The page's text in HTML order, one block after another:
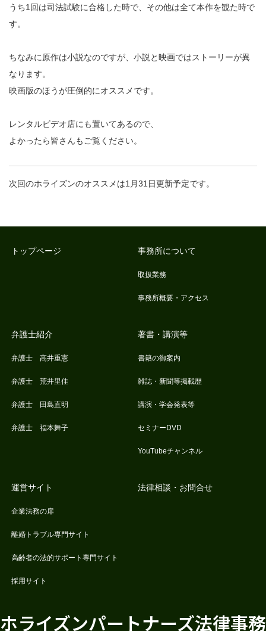
うち1回は司法試験に合格した時で、その他は全て本作を観た時で
す。
ちなみに原作は小説なのですが、小説と映画ではストーリーが異
なります。
映画版のほうが圧倒的にオススメです。
レンタルビデオ店にも置いてあるので、
よかったら皆さんもご覧ください。
次回のホライズンのオススメは1月31日更新予定です。
トップページ 事務所について
取扱業務
事務所概要・アクセス
弁護士紹介
弁護士 高井重憲
弁護士 荒井里佳
弁護士 田島直明
弁護士 福本舞子
著書・講演等
書籍の御案内
雑誌・新聞等掲載歴
講演・学会発表等
セミナーDVD
YouTubeチャンネル
運営サイト
企業法務の扉
離婚トラブル専門サイト
高齢者の法的サポート専門サイト
採用サイト
法律相談・お問合せ
ホライズンパートナーズ法律事務